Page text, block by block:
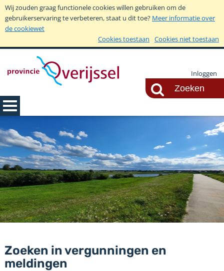
Wij zouden graag functionele cookies willen gebruiken om de
gebruikerservaring te verbeteren, staat u dit toe? Meer informatie over
de cookiewet
Cookies toestaan
Cookies niet toestaan
Inloggen
Zoeken in vergunningen en
meldingen